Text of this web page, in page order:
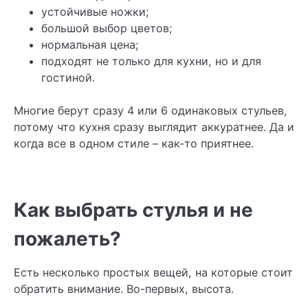
устойчивые ножки;
большой выбор цветов;
нормальная цена;
подходят не только для кухни, но и для
гостиной.
Многие берут сразу 4 или 6 одинаковых стульев,
потому что кухня сразу выглядит аккуратнее. Да и
когда все в одном стиле – как-то приятнее.
Как выбрать стулья и не
пожалеть?
Есть несколько простых вещей, на которые стоит
обратить внимание. Во-первых, высота.